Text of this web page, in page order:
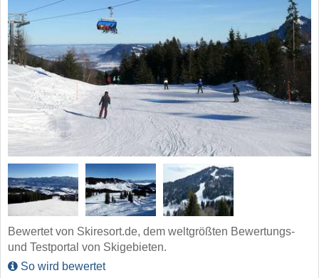
Bewertet von Skiresort.de, dem weltgrößten Bewertungs-
und Testportal von Skigebieten.
So wird bewertet